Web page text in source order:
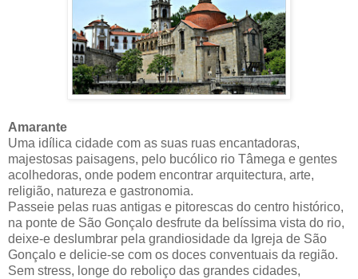
Amarante
Uma idílica cidade com as suas ruas encantadoras,
majestosas paisagens, pelo bucólico rio Tâmega e gentes
acolhedoras, onde podem encontrar arquitectura, arte,
religião, natureza e gastronomia.
Passeie pelas ruas antigas e pitorescas do centro histórico,
na ponte de São Gonçalo desfrute da belíssima vista do rio,
deixe-e deslumbrar pela grandiosidade da Igreja de São
Gonçalo e delicie-se com os doces conventuais da região.
Sem stress, longe do reboliço das grandes cidades,